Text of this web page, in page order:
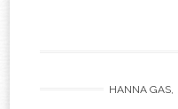
HANNA GAS,